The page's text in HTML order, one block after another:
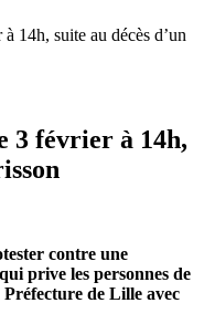
14h, suite au décès d’un
3 février à 14h,
contre une
prive les personnes de
de Lille avec